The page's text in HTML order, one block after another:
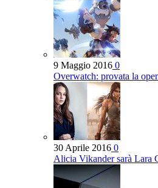
9 Maggio 2016 0
Overwatch: provata la
30 Aprile 2016 0
Alicia Vikander sarà Lara